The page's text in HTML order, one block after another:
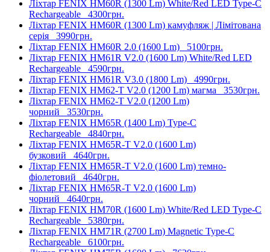
Ліхтар FENIX HM60R (1300 Lm) White/Red LED Type-C
Rechargeable 4300грн.
Ліхтар FENIX HM60R (1300 Lm) камуфляж | Лімітована
серія 3990грн.
Ліхтар FENIX HM60R 2.0 (1600 Lm) 5100грн.
Ліхтар FENIX HM61R V2.0 (1600 Lm) White/Red LED
Rechargeable 4590грн.
Ліхтар FENIX HM61R V3.0 (1800 Lm) 4990грн.
Ліхтар FENIX HM62-T V2.0 (1200 Lm) магма 3530грн.
Ліхтар FENIX HM62-T V2.0 (1200 Lm)
чорний 3530грн.
Ліхтар FENIX HM65R (1400 Lm) Type-C
Rechargeable 4840грн.
Ліхтар FENIX HM65R-T V2.0 (1600 Lm)
бузковий 4640грн.
Ліхтар FENIX HM65R-T V2.0 (1600 Lm) темно-
фіолетовий 4640грн.
Ліхтар FENIX HM65R-T V2.0 (1600 Lm)
чорний 4640грн.
Ліхтар FENIX HM70R (1600 Lm) White/Red LED Type-C
Rechargeable 5380грн.
Ліхтар FENIX HM71R (2700 Lm) Magnetic Type-C
Rechargeable 6100грн.